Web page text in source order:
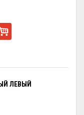
ЛЕВЫЙ